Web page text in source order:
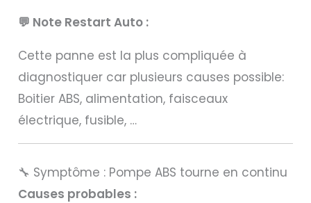
💬 Note Restart Auto :
Cette panne est la plus compliquée à
diagnostiquer car plusieurs causes possible:
Boitier ABS, alimentation, faisceaux
électrique, fusible, …
🔧 Symptôme : Pompe ABS tourne en continu
Causes probables :